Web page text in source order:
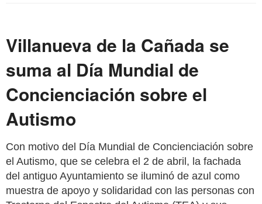
Villanueva de la Cañada se
suma al Día Mundial de
Concienciación sobre el
Autismo
Con motivo del Día Mundial de Concienciación sobre
el Autismo, que se celebra el 2 de abril, la fachada
del antiguo Ayuntamiento se iluminó de azul como
muestra de apoyo y solidaridad con las personas con